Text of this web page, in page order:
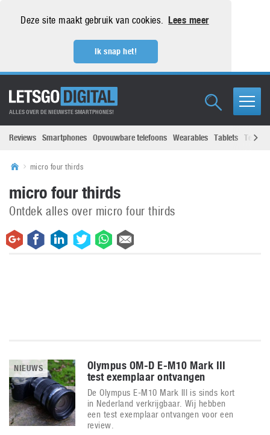
Deze site maakt gebruik van cookies. Lees meer
Ik snap het!
ALLES OVER DE NIEUWSTE SMARTPHONES!
Reviews Smartphones Opvouwbare telefoons Wearables Tablets
micro four thirds
micro four thirds
Ontdek alles over micro four thirds
NIEUWS
Olympus OM-D E-M10 Mark III
test exemplaar ontvangen
De Olympus E-M10 Mark III is sinds kort
in Nederland verkrijgbaar. Wij hebben
een test exemplaar ontvangen voor een
review.